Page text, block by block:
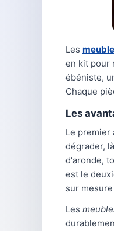
Les
en kit pour
ébéniste,
Chaque
Les
Le premier
dégrader,
d'aronde,
est le
sur
Les